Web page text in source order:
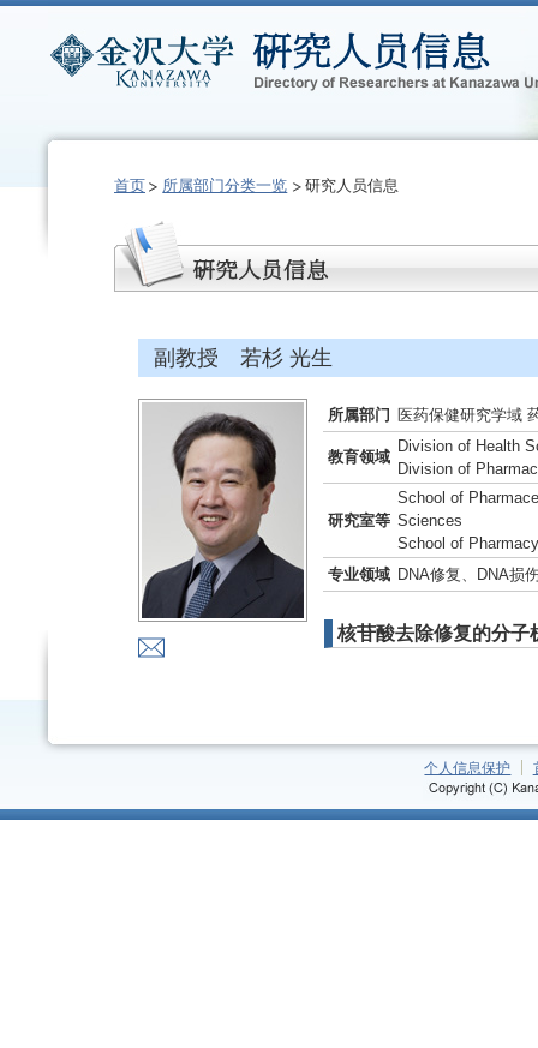
首页 所属部门分类一览 研究人员信息
副教授 若杉 光生
所属部门 医药保健研究学域
教育领域
Division of Health
Division of
研究室等
School of
Sciences
School of
专业领域 DNA修复、DNA损
核苷酸去除修复的分子
个人信息保护